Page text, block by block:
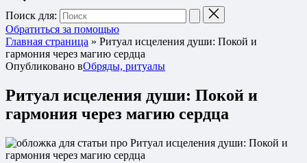
Поиск для:
Обратиться за помощью
Главная страница » Ритуал исцеления души: Покой и
гармония через магию сердца
Опубликовано вОбряды, ритуалы
Ритуал исцеления души: Покой и
гармония через магию сердца